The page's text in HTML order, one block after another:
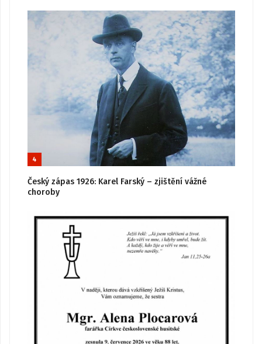
4
Český zápas 1926: Karel Farský – zjištění vážné
choroby